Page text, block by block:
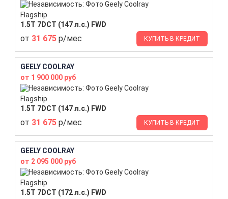
Flagship
1.5T 7DCT (147 л.с.) FWD
от 31 675 р/мес КУПИТЬ В КРЕДИТ
GEELY COOLRAY
от 1 900 000 руб
Flagship
1.5T 7DCT (147 л.с.) FWD
от 31 675 р/мес КУПИТЬ В КРЕДИТ
GEELY COOLRAY
от 2 095 000 руб
Flagship
1.5T 7DCT (172 л.с.) FWD